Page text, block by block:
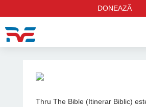
DONEAZĂ
Thru The Bible (Itinerar Biblic)